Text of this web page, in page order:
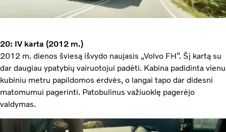
20: IV karta (2012 m.)
2012 m. dienos šviesą išvydo naujasis „Volvo FH“. Šį kartą su
dar daugiau ypatybių vairuotojui padėti. Kabina padidinta vienu
kubiniu metru papildomos erdvės, o langai tapo dar didesni
matomumui pagerinti. Patobulinus važiuoklę pagerėjo
valdymas.